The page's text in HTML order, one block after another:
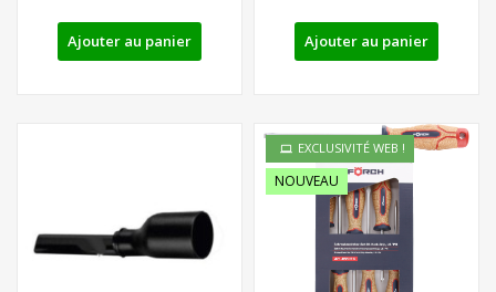
Ajouter au panier Ajouter au panier
EXCLUSIVITÉ WEB !
NOUVEAU